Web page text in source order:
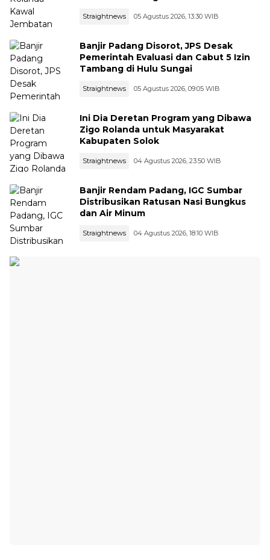
Straightnews 05 Agustus 2026, 13:30 WIB
Banjir Padang Disorot, JPS Desak
Pemerintah Evaluasi dan Cabut 5 Izin
Tambang di Hulu Sungai
Straightnews 05 Agustus 2026, 09:05 WIB
Ini Dia Deretan Program yang Dibawa
Zigo Rolanda untuk Masyarakat
Kabupaten Solok
Straightnews 04 Agustus 2026, 23:50 WIB
Banjir Rendam Padang, IGC Sumbar
Distribusikan Ratusan Nasi Bungkus
dan Air Minum
Straightnews 04 Agustus 2026, 18:10 WIB